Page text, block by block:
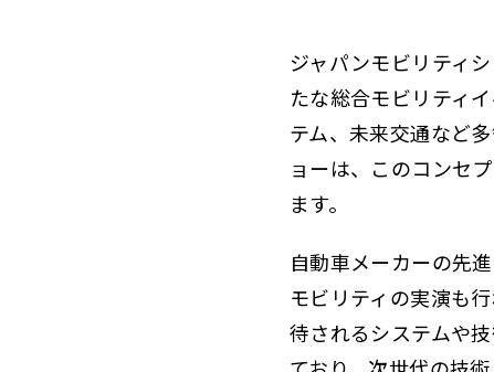
ジャパンモビリティ
たな総合モビリティ
テム、未来交通など
ョーは、このコンセ
ます。
自動車メーカーの先
モビリティの実演も
待されるシステムや